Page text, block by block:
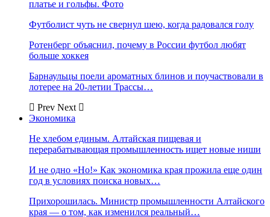
платье и гольфы. Фото
Футболист чуть не свернул шею, когда радовался голу
Ротенберг объяснил, почему в России футбол любят
больше хоккея
Барнаульцы поели ароматных блинов и поучаствовали в
лотерее на 20-летии Трассы…
Prev Next
Экономика
Не хлебом единым. Алтайская пищевая и
перерабатывающая промышленность ищет новые ниши
И не одно «Но!» Как экономика края прожила еще один
год в условиях поиска новых…
Прихорошилась. Министр промышленности Алтайского
края — о том, как изменился реальный…